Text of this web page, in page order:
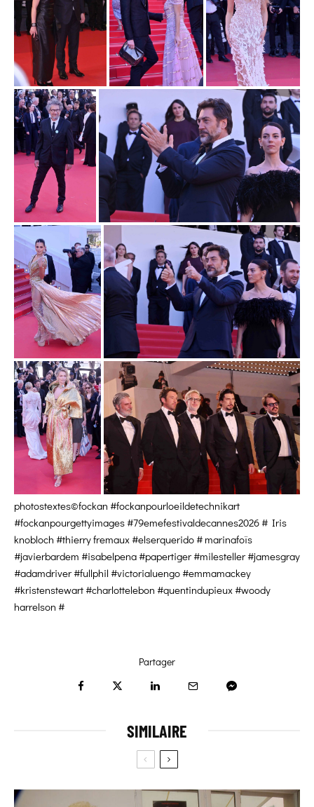
photostextes©fockan #fockanpourloeildetechnikart
#fockanpourgettyimages #79emefestivaldecannes2026 # Iris
knobloch #thierry fremaux #elserquerido # marinafoïs
#javierbardem #isabelpena #papertiger #milesteller #jamesgray
#adamdriver #fullphil #victorialuengo #emmamackey
#kristenstewart #charlottelebon #quentindupieux #woody
harrelson #
Partager
SIMILAIRE